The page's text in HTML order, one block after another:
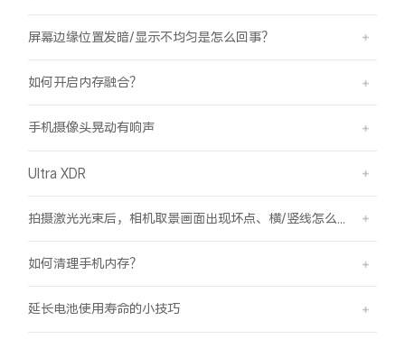
屏幕边缘位置发暗/显示不均匀是怎么回事？
如何开启内存融合？
手机摄像头晃动有响声
Ultra XDR
如何清理手机内存？
延长电池使用寿命的小技巧